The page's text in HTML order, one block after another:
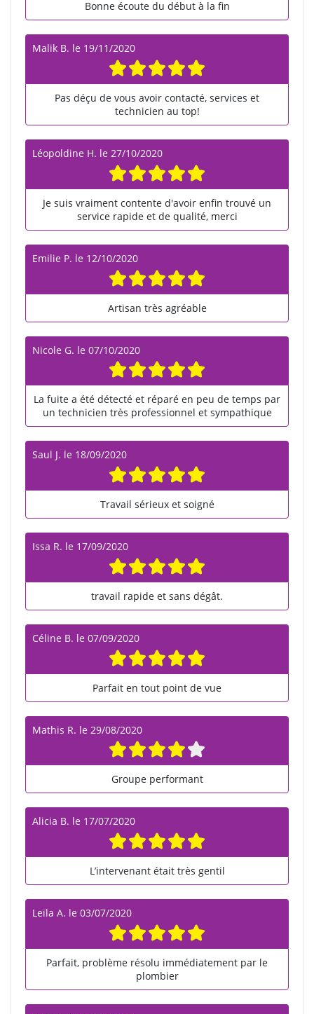
Bonne écoute du début à la fin
Malik B. le 19/11/2020
Pas déçu de vous avoir contacté, services et
technicien au top!
Léopoldine H. le 27/10/2020
Je suis vraiment contente d'avoir enfin trouvé un
service rapide et de qualité, merci
Emilie P. le 12/10/2020
Artisan très agréable
Nicole G. le 07/10/2020
La fuite a été détecté et réparé en peu de temps par
un technicien très professionnel et sympathique
Saul J. le 18/09/2020
Travail sérieux et soigné
Issa R. le 17/09/2020
travail rapide et sans dégât.
Céline B. le 07/09/2020
Parfait en tout point de vue
Mathis R. le 29/08/2020
Groupe performant
Alicia B. le 17/07/2020
L’intervenant était très gentil
Leïla A. le 03/07/2020
Parfait, problème résolu immédiatement par le
plombier